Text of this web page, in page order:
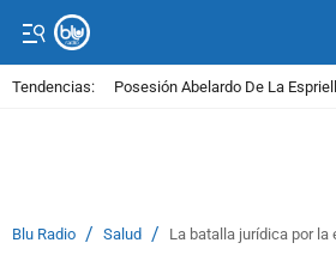
Tendencias: Posesión Abelardo De La
Blu Radio / Salud / La batalla jurídica por la